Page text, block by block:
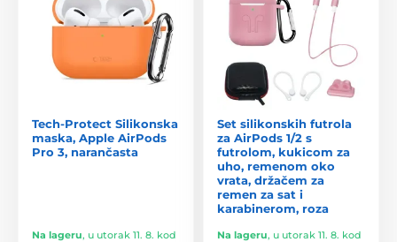
Tech-Protect Silikonska
maska, Apple AirPods
Pro 3, narančasta
Na lageru, u utorak 11. 8. kod
Set silikonskih futrola
za AirPods 1/2 s
futrolom, kukicom za
uho, remenom oko
vrata, držačem za
remen za sat i
karabinerom, roza
Na lageru, u utorak 11. 8. kod